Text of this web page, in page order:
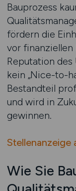
Bauprozess
fördern die
vor finanziellen
Reputation des
kein „Nice-to-
Bestandteil
und wird in
gewinnen.
Stellenanzeige
Wie Sie